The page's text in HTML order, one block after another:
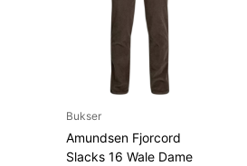
Bukser
Amundsen Fjorcord
Slacks 16 Wale Dame